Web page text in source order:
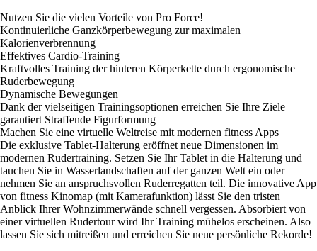
Nutzen Sie die vielen Vorteile von Pro Force!
Kontinuierliche Ganzkörperbewegung zur maximalen
Kalorienverbrennung
Effektives Cardio-Training
Kraftvolles Training der hinteren Körperkette durch ergonomische
Ruderbewegung
Dynamische Bewegungen
Dank der vielseitigen Trainingsoptionen erreichen Sie Ihre Ziele
garantiert Straffende Figurformung
Machen Sie eine virtuelle Weltreise mit modernen fitness Apps
Die exklusive Tablet-Halterung eröffnet neue Dimensionen im
modernen Rudertraining. Setzen Sie Ihr Tablet in die Halterung und
tauchen Sie in Wasserlandschaften auf der ganzen Welt ein oder
nehmen Sie an anspruchsvollen Ruderregatten teil. Die innovative App
von fitness Kinomap (mit Kamerafunktion) lässt Sie den tristen
Anblick Ihrer Wohnzimmerwände schnell vergessen. Absorbiert von
einer virtuellen Rudertour wird Ihr Training mühelos erscheinen. Also
lassen Sie sich mitreißen und erreichen Sie neue persönliche Rekorde!